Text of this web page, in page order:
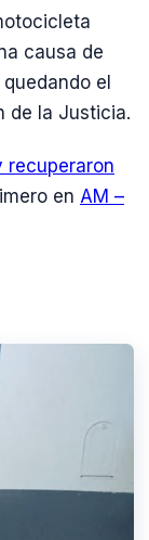
causa de
el
de la Justicia.
recuperaron
en AM –